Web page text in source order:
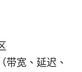
带宽、延迟、